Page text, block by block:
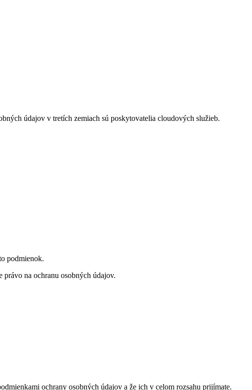
údajov v tretích zemiach sú poskytovatelia cloudových služieb.
podmienok.
právo na ochranu osobných údajov.
ochrany osobných údajov a že ich v celom rozsahu prijímate.